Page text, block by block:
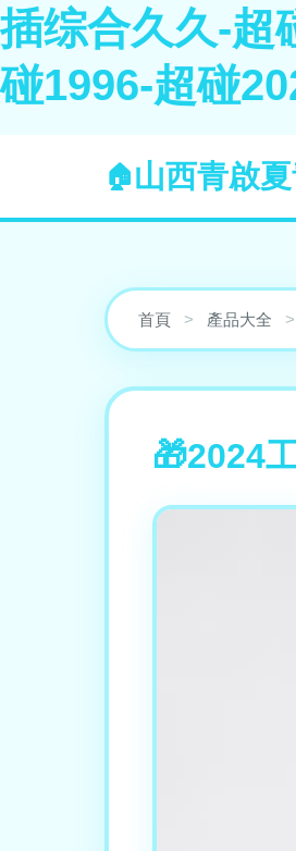
插综合久久-超
碰1996-超碰
山西青啟
首頁 > 產品大全 >
2024